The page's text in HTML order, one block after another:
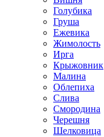
Голубика
Груша
Ежевика
Жимолость
Ирга
Крыжовник
Малина
Облепиха
Слива
Смородина
Черешня
Шелковица